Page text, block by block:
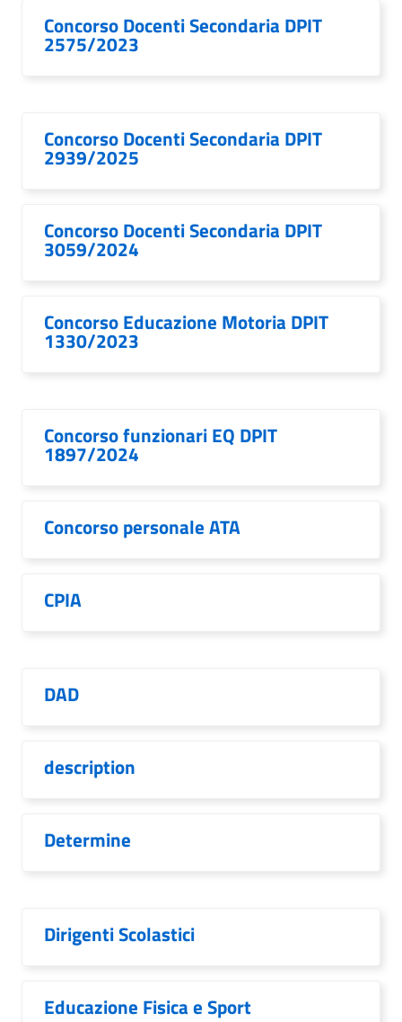
Concorso Docenti Secondaria DPIT
2575/2023
Concorso Docenti Secondaria DPIT
2939/2025
Concorso Docenti Secondaria DPIT
3059/2024
Concorso Educazione Motoria DPIT
1330/2023
Concorso funzionari EQ DPIT
1897/2024
Concorso personale ATA
CPIA
DAD
description
Determine
Dirigenti Scolastici
Educazione Fisica e Sport